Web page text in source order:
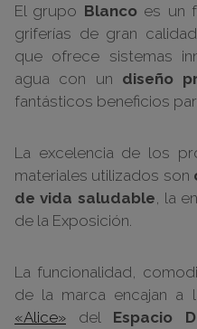
El grupo Blancoes un
griferías de gran
que ofrece sistemas
agua con un diseño
fantásticos beneficios
La excelencia de los
materiales utilizados son
de vida saludable , la
de la Exposición.
La funcionalidad,
de la marca encajan a
«Alice» del Espacio